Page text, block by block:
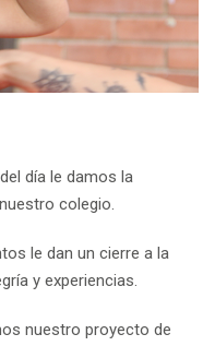
día le damos la
colegio.
le dan un cierre a la
y experiencias.
nuestro proyecto de